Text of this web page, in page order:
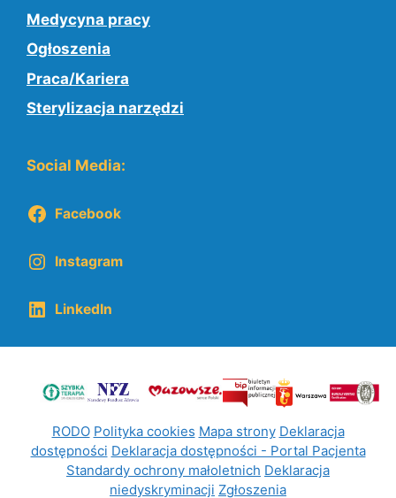
Medycyna pracy
Ogłoszenia
Praca/Kariera
Sterylizacja narzędzi
Social Media:
Facebook
Instagram
LinkedIn
RODO Polityka cookies Mapa strony Deklaracja
dostępności Deklaracja dostępności - Portal Pacjenta
Standardy ochrony małoletnich Deklaracja
niedyskryminacji Zgłoszenia